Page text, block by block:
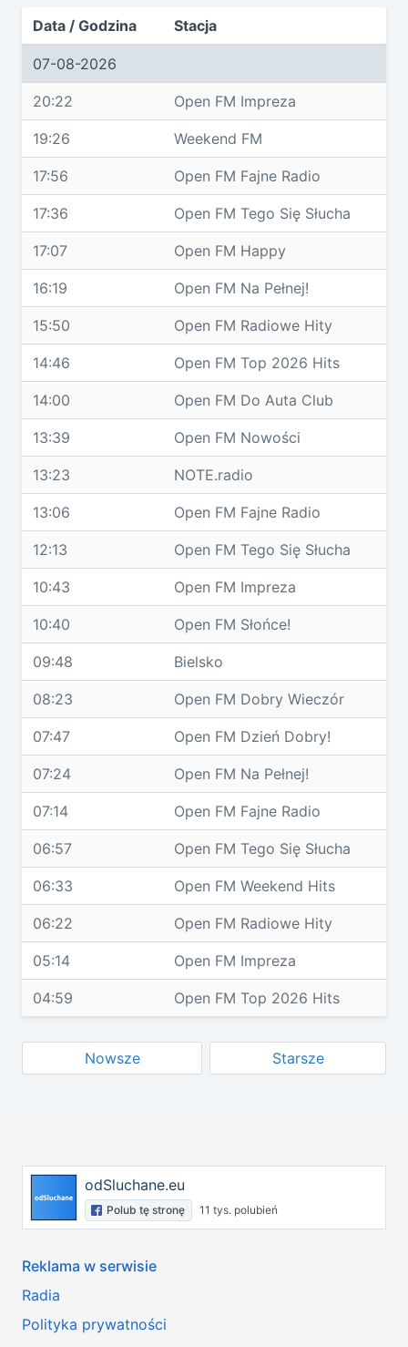
Data / Godzina Stacja
07-08-2026
20:22 Open FM Impreza
19:26 Weekend FM
17:56 Open FM Fajne Radio
17:36 Open FM Tego Się Słucha
17:07 Open FM Happy
16:19 Open FM Na Pełnej!
15:50 Open FM Radiowe Hity
14:46 Open FM Top 2026 Hits
14:00 Open FM Do Auta Club
13:39 Open FM Nowości
13:23 NOTE.radio
13:06 Open FM Fajne Radio
12:13 Open FM Tego Się Słucha
10:43 Open FM Impreza
10:40 Open FM Słońce!
09:48 Bielsko
08:23 Open FM Dobry Wieczór
07:47 Open FM Dzień Dobry!
07:24 Open FM Na Pełnej!
07:14 Open FM Fajne Radio
06:57 Open FM Tego Się Słucha
06:33 Open FM Weekend Hits
06:22 Open FM Radiowe Hity
05:14 Open FM Impreza
04:59 Open FM Top 2026 Hits
Nowsze Starsze
odSluchane.eu
Polub tę stronę 11 tys. polubień
Reklama w serwisie
Radia
Polityka prywatności